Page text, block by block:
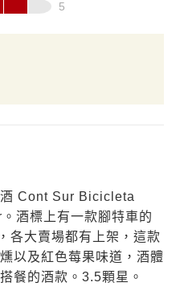
Cont Sur Bicicleta
酒標上有一款腳特車的
各大賣場都有上架，這款
以及紅色莓果味道，酒體
餐的酒款。3.5顆星。